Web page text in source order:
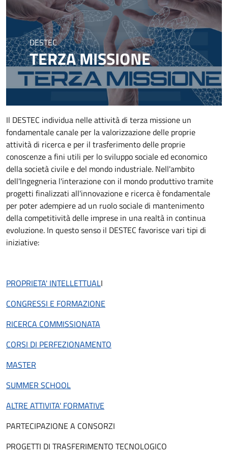
DESTEC
TERZA MISSIONE
Il DESTEC individua nelle attività di terza missione un
fondamentale canale per la valorizzazione delle proprie
attività di ricerca e per il trasferimento delle proprie
conoscenze a fini utili per lo sviluppo sociale ed economico
della società civile e del mondo industriale. Nell'ambito
dell'Ingegneria l'interazione con il mondo produttivo tramite
progetti finalizzati all'innovazione e ricerca è fondamentale
per poter adempiere ad un ruolo sociale di mantenimento
della competitività delle imprese in una realtà in continua
evoluzione. In questo senso il DESTEC favorisce vari tipi di
iniziative:
PROPRIETA' INTELLETTUALI
CONGRESSI E FORMAZIONE
RICERCA COMMISSIONATA
CORSI DI PERFEZIONAMENTO
MASTER
SUMMER SCHOOL
ALTRE ATTIVITA' FORMATIVE
PARTECIPAZIONE A CONSORZI
PROGETTI DI TRASFERIMENTO TECNOLOGICO